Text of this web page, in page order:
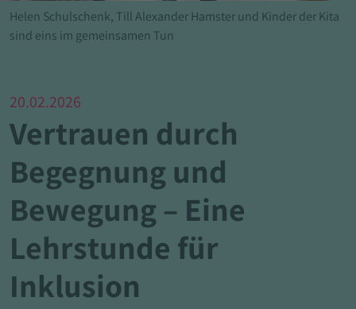
Helen Schulschenk, Till Alexander Hamster und Kinder der Kita
sind eins im gemeinsamen Tun
20.02.2026
Vertrauen durch
Begegnung und
Bewegung – Eine
Lehrstunde für
Inklusion